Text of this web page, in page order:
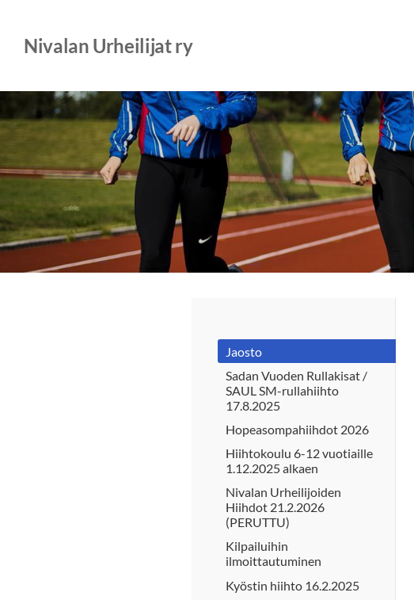
sivun
Nivalan Urheilijat ry
Jaosto
Sadan Vuoden Rullakisat /
SAUL SM-rullahiihto
17.8.2025
Hopeasompahiihdot 2026
Hiihtokoulu 6-12 vuotiaille
1.12.2025 alkaen
Nivalan Urheilijoiden
Hiihdot 21.2.2026
(PERUTTU)
Kilpailuihin
ilmoittautuminen
Kyöstin hiihto 16.2.2025